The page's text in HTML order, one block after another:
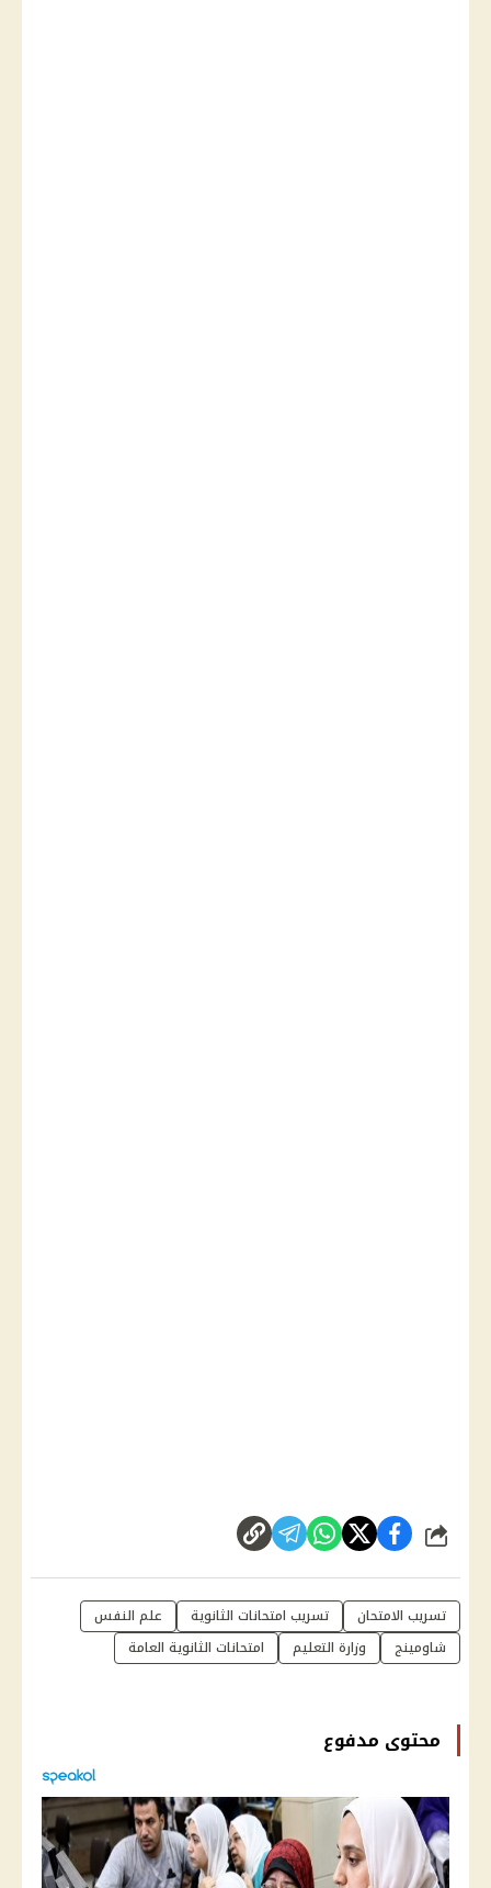
شارك
تسريب الامتحان تسريب امتحانات الثانوية
علم النفس
شاومينج
وزارة التعليم امتحانات الثانوية العامة
محتوى مدفوع